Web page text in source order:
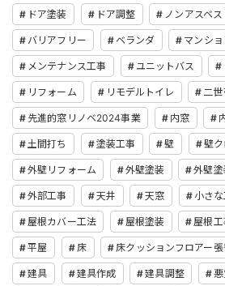
ドア塗装 ドア調整 ノンアスベ
バリアフリー ベランダ マンシ
メンテナンス工事 ユニットバス
リフォーム リモデルトイレ 二
先進的窓リノベ2024事業 内窓
土間打ち 塗装工事 壁 壁
外壁リフォーム 外壁塗装 外壁
外部工事 天井 天窓 小さ
屋根カバー工法 屋根塗装 屋根工
平屋 床 床クッションフロアー
建具 建具作成 建具調整